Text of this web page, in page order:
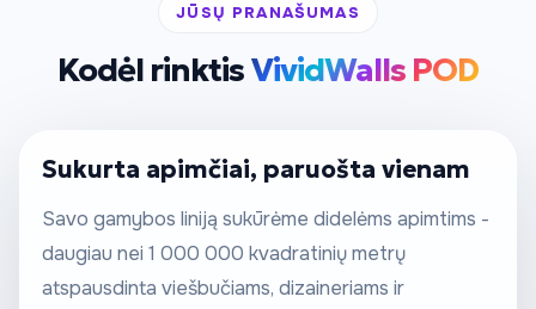
JŪSŲ PRANAŠUMAS
Kodėl rinktisVividWalls POD
Sukurta apimčiai, paruošta vienam
Savo gamybos liniją sukūrėme didelėms apimtims -
daugiau nei 1 000 000 kvadratinių metrų
atspausdinta viešbučiams, dizaineriams ir